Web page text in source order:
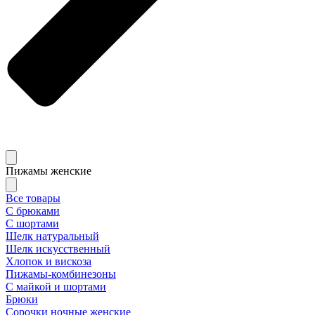
Пижамы женские
Все товары
С брюками
С шортами
Шелк натуральный
Шелк искусственный
Хлопок и вискоза
Пижамы-комбинезоны
С майкой и шортами
Брюки
Сорочки ночные женские